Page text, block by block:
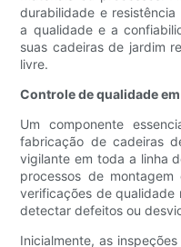
durabilidade e
a qualidade e a
suas cadeiras de jardim
livre.
Controle de qualidade
Um componente
fabricação de cadeiras
vigilante em toda a linha
processos de
verificações de qualidade
detectar defeitos ou
Inicialmente, as